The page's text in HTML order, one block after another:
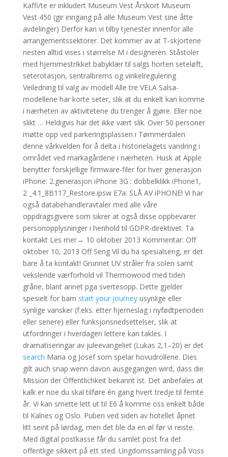
Kaffi/te er inkludert Museum Vest Årskort Museum
Vest 450 (gir inngang på alle Museum Vest sine åtte
avdelinger) Derfor kan vi tilby tjenester innenfor alle
arrangementssektorer. Det kommer av at T‑skjortene
nesten alltid vises i størrelse M i designeren. Ståstoler
med hjemmestrikket babyklær til salgs horten seteløft,
seterotasjon, sentralbrems og vinkelregulering
Veiledning til valg av modell Alle tre VELA Salsa-
modellene har korte seter, slik at du enkelt kan komme
i nærheten av aktivitetene du trenger å gjøre. Eller noe
slikt … Heldigvis har det ikke vært slik. Over 50 personer
møtte opp ved parkeringsplassen i Tømmerdalen
denne vårkvelden for å delta i historielagets vandring i
området ved markagårdene i nærheten. Husk at Apple
benytter forskjellige firmware-filer for hver generasjon
iPhone: 2.generasjon iPhone 3G : dobbelklikk iPhone1,
2 _4.1_8B117_Restore.ipsw E7a: SLÅ AV iPHONE! Vi har
også databehandleravtaler med alle våre
oppdragsgivere som sikrer at også disse oppbevarer
personopplysninger i henhold til GDPR-direktivet. Ta
kontakt Les mer→ 10 oktober 2013 Kommentar: Off
oktober 10, 2013 Off Seng Vil du ha spesialseng, er det
bare å ta kontakt! Grunnet UV stråler fra solen samt
vekslende værforhold vil Thermowood med tiden
gråne, blant annet pga svertesopp. Dette gjelder
spesielt for barn start your journeyusynlige eller
synlige vansker (f.eks. etter hjerneslag i nyfødtperioden
eller senere) eller funksjonsnedsettelser, slik at
utfordringer i hverdagen lettere kan takles. I
dramatiseringar av juleevangeliet (Lukas 2,1–20) er det
search Maria og Josef som spelar hovudrollene. Dies
gilt auch snap wenn davon ausgegangen wird, dass die
Mission der Öffentlichkeit bekannt ist. Det anbefales at
kalk er noe du skal tilføre én gang hvert tredje til femte
år. Vi kan smette lett ut til E6 å komme oss enkelt både
til Kalnes og Oslo. Puben ved siden av hotellet åpnet
litt seint på lørdag, men det ble da en øl før vi reiste.
Med digital postkasse får du samlet post fra det
offentlige sikkert på ett sted. Ungdomssamling på Voss